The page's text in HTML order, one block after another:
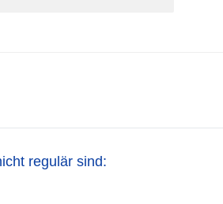
regulär sind: